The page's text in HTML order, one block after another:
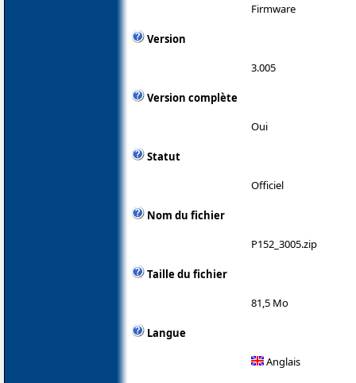
Firmware
Version
3.005
Version complète
Oui
Statut
Officiel
Nom du fichier
P152_3005.zip
Taille du fichier
81,5 Mo
Langue
Anglais